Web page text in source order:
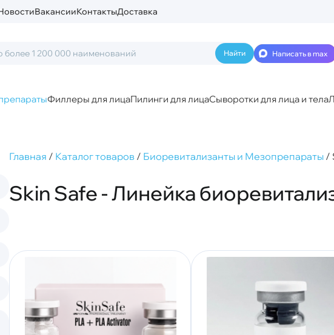
ВакансииКонтактыДоставка
Написать в max
Филлеры для лицаПилинги для лицаСыворотки для лица и тела
Главная / Каталог товаров / Биоревитализанты и Мезопрепараты /
Skin Safe - Линейка